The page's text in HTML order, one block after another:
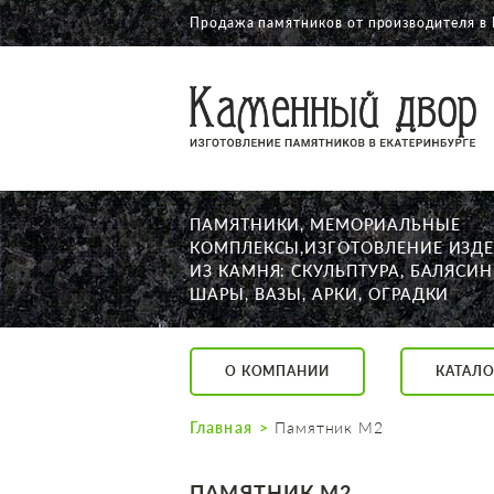
О КОМПАНИИ
КАТАЛОГ
НАШИ РАБОТЫ
АКЦИИ
ДОСТАВКА
КОНТАКТЫ
K2532513@yandex.ru
Екатеринбург,
Суббота с 11:00
Продажа памятников от производителя
ПАМЯТНИКИ, МЕМОРИАЛЬНЫЕ
КОМПЛЕКСЫ,ИЗГОТОВЛЕНИЕ
ИЗ КАМНЯ: СКУЛЬПТУРА,
ШАРЫ, ВАЗЫ, АРКИ, ОГРАДКИ
О КОМПАНИИ
Главная Памятник М2